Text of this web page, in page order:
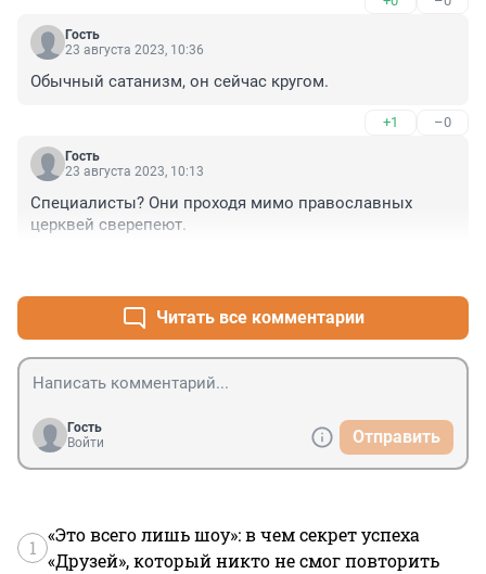
Гость
23 августа 2023, 10:36
Обычный сатанизм, он сейчас кругом.
+1 –0
Гость
23 августа 2023, 10:13
Специалисты? Они проходя мимо православных
церквей сверепеют.
Читать все комментарии
Гость
Войти
Отправить
1
«Это всего лишь шоу»: в чем секрет успеха
«Друзей», который никто не смог повторить